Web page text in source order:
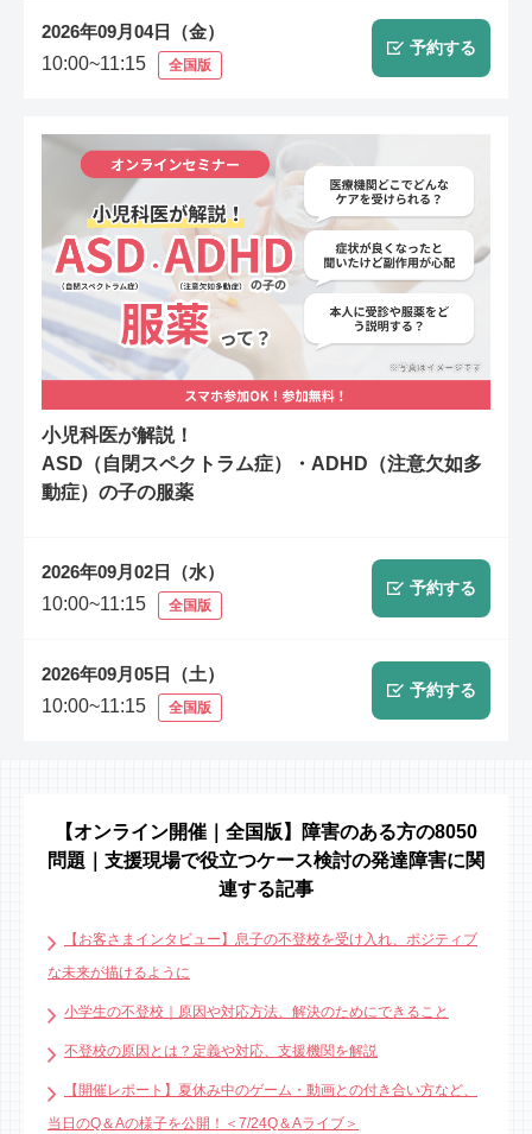
2026年09月04日（金）
10:00~11:15
全国版
予約する
小児科医が解説！
ASD（自閉スペクトラム症）・ADHD（注意欠如多
動症）の子の服薬
2026年09月02日（水）
10:00~11:15
全国版
予約する
2026年09月05日（土）
10:00~11:15
全国版
予約する
【オンライン開催｜全国版】障害のある方の8050
問題｜支援現場で役立つケース検討の発達障害に関
連する記事
【お客さまインタビュー】息子の不登校を受け入れ、ポジティブ
な未来が描けるように
小学生の不登校｜原因や対応方法、解決のためにできること
不登校の原因とは？定義や対応、支援機関を解説
【開催レポート】夏休み中のゲーム・動画との付き合い方など、
当日のQ＆Aの様子を公開！＜7/24Q＆Aライブ＞